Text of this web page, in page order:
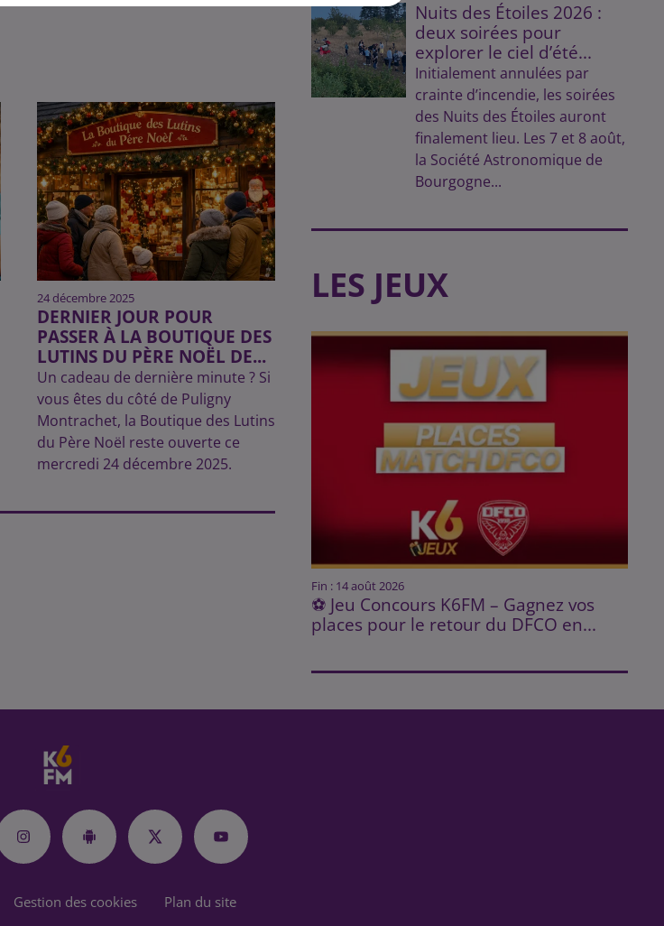
24 décembre 2025
DERNIER JOUR POUR
PASSER À LA BOUTIQUE DES
LUTINS DU PÈRE NOËL DE...
Un cadeau de dernière minute ? Si
vous êtes du côté de Puligny
Montrachet, la Boutique des Lutins
du Père Noël reste ouverte ce
mercredi 24 décembre 2025.
Nuits des Étoiles 2026 :
deux soirées pour
explorer le ciel d’été...
Initialement annulées par
crainte d’incendie, les soirées
des Nuits des Étoiles auront
finalement lieu. Les 7 et 8 août,
la Société Astronomique de
Bourgogne...
LES JEUX
Fin : 14 août 2026
⚽ Jeu Concours K6FM – Gagnez vos
places pour le retour du DFCO en...
Gestion des cookies Plan du site